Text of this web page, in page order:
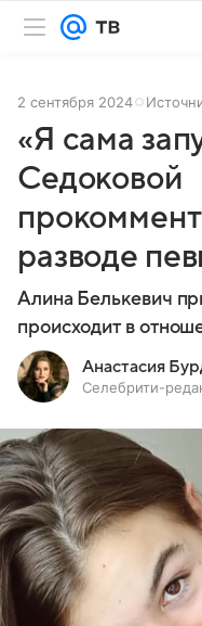
2 сентября 2024
«Я сама
Седоковой
разводе
Алина Белькевич
происходит в
Анастасия
Селебрити-